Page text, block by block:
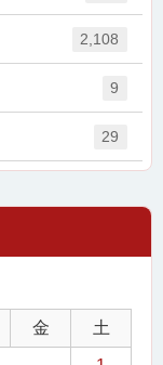
2,108
9
29
金 土